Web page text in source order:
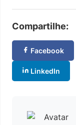
Compartilhe:
Facebook
LinkedIn